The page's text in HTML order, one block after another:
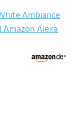
Ambiance
Alexa